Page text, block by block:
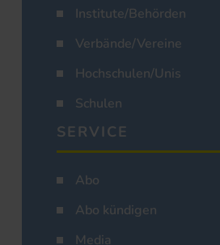
Institute/Behörden
Verbände/Vereine
Hochschulen/Unis
Schulen
SERVICE
Abo
Abo kündigen
Media